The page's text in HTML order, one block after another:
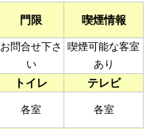
門限 喫煙情報
お問合せ下さ
い
喫煙可能な客室
あり
トイレ テレビ
各室 各室